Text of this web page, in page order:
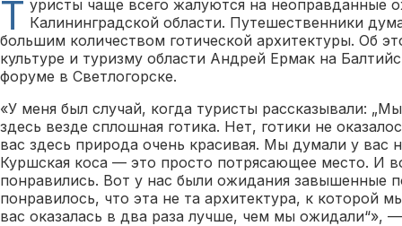
Т уристы чаще всего жалуются на неоправданные
Калининградской области. Путешественники
большим количеством готической архитектуры. Об
культуре и туризму области Андрей Ермак на
форуме в Светлогорске.
«У меня был случай, когда туристы рассказывали:
здесь везде сплошная готика. Нет, готики не
вас здесь природа очень красивая. Мы думали у вас
Куршская коса — это просто потрясающее место. И
понравились. Вот у нас были ожидания завышенные
понравилось, что эта не та архитектура, к которой
вас оказалась в два раза лучше, чем мы ожидали“»,